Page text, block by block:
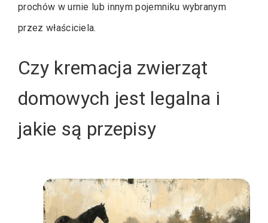
prochów w urnie lub innym pojemniku wybranym
przez właściciela.
Czy kremacja zwierząt
domowych jest legalna i
jakie są przepisy